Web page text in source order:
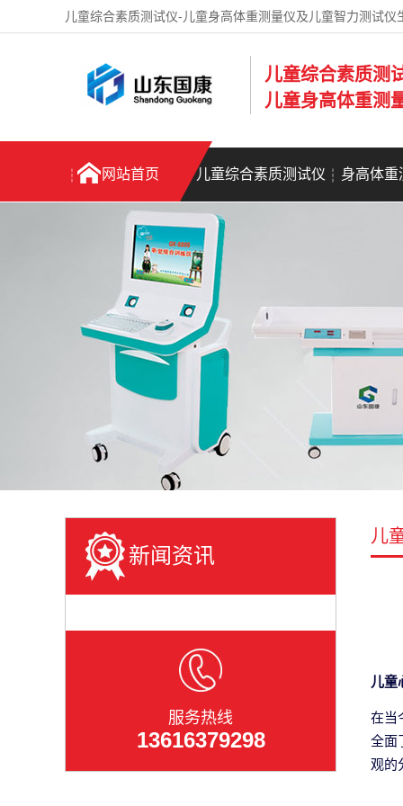
儿童综合素质测试仪-儿童身高体重测量仪及儿童智力测试仪
儿童综合素质测
儿童身高体重测
网站首页 儿童综合素质测试仪 身高体重
新闻资讯
服务热线
13616379298
儿
儿童
在当
全面
观的